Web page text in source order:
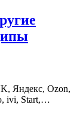
Яндекс, Ozon,
ivi, Start,…